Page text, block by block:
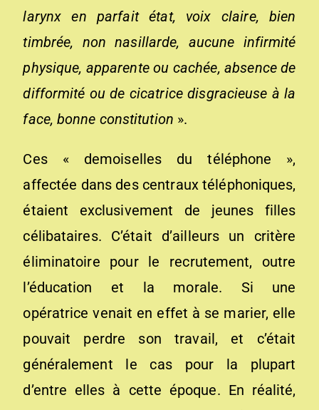
larynx en parfait état, voix claire, bien
timbrée, non nasillarde, aucune infirmité
physique, apparente ou cachée, absence de
difformité ou de cicatrice disgracieuse à la
face, bonne constitution ».
Ces « demoiselles du téléphone »,
affectée dans des centraux téléphoniques,
étaient exclusivement de jeunes filles
célibataires. C’était d’ailleurs un critère
éliminatoire pour le recrutement, outre
l’éducation et la morale. Si une
opératrice venait en effet à se marier, elle
pouvait perdre son travail, et c’était
généralement le cas pour la plupart
d’entre elles à cette époque. En réalité,